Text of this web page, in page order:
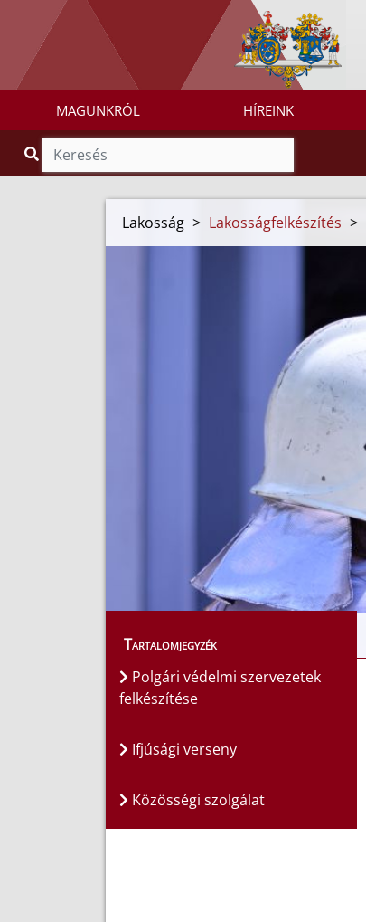
MAGUNKRÓL HÍREINK
Lakosság > Lakosságfelkészítés >
Tartalomjegyzék
Polgári védelmi szervezetek
felkészítése
Ifjúsági verseny
Közösségi szolgálat